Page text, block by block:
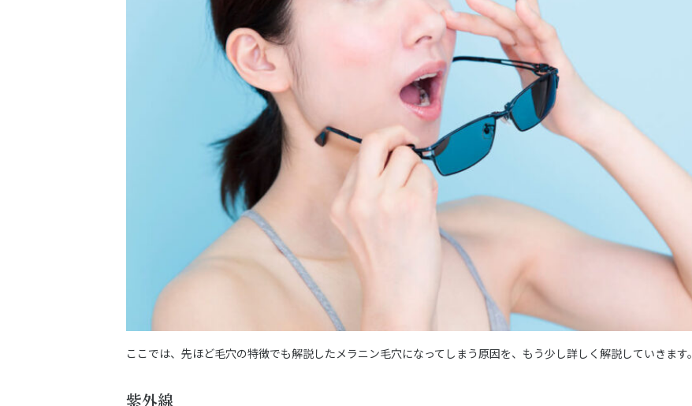
ここでは、先ほど毛穴の特徴でも解説したメラニン毛穴になってしまう原因を、もう少し詳しく解説していきます。
紫外線